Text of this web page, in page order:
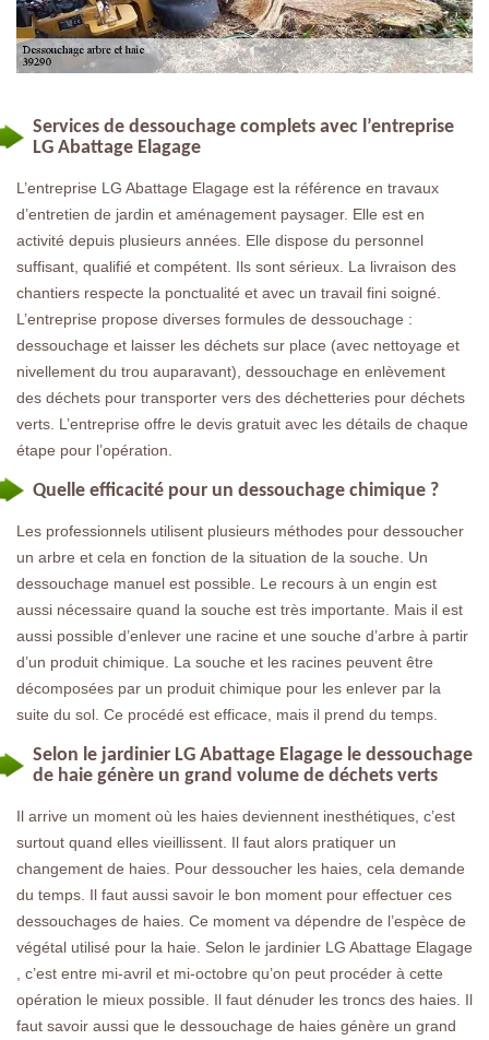
Services de dessouchage complets avec l’entreprise
LG Abattage Elagage
L’entreprise LG Abattage Elagage est la référence en travaux
d’entretien de jardin et aménagement paysager. Elle est en
activité depuis plusieurs années. Elle dispose du personnel
suffisant, qualifié et compétent. Ils sont sérieux. La livraison des
chantiers respecte la ponctualité et avec un travail fini soigné.
L’entreprise propose diverses formules de dessouchage :
dessouchage et laisser les déchets sur place (avec nettoyage et
nivellement du trou auparavant), dessouchage en enlèvement
des déchets pour transporter vers des déchetteries pour déchets
verts. L’entreprise offre le devis gratuit avec les détails de chaque
étape pour l’opération.
Quelle efficacité pour un dessouchage chimique ?
Les professionnels utilisent plusieurs méthodes pour dessoucher
un arbre et cela en fonction de la situation de la souche. Un
dessouchage manuel est possible. Le recours à un engin est
aussi nécessaire quand la souche est très importante. Mais il est
aussi possible d’enlever une racine et une souche d’arbre à partir
d’un produit chimique. La souche et les racines peuvent être
décomposées par un produit chimique pour les enlever par la
suite du sol. Ce procédé est efficace, mais il prend du temps.
Selon le jardinier LG Abattage Elagage le dessouchage
de haie génère un grand volume de déchets verts
Il arrive un moment où les haies deviennent inesthétiques, c’est
surtout quand elles vieillissent. Il faut alors pratiquer un
changement de haies. Pour dessoucher les haies, cela demande
du temps. Il faut aussi savoir le bon moment pour effectuer ces
dessouchages de haies. Ce moment va dépendre de l’espèce de
végétal utilisé pour la haie. Selon le jardinier LG Abattage Elagage
, c’est entre mi-avril et mi-octobre qu’on peut procéder à cette
opération le mieux possible. Il faut dénuder les troncs des haies. Il
faut savoir aussi que le dessouchage de haies génère un grand